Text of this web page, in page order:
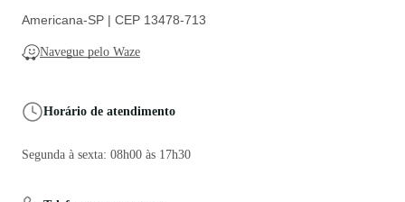
Americana-SP | CEP 13478-713
Navegue pelo Waze
Horário de atendimento
Segunda à sexta: 08h00 às 17h30